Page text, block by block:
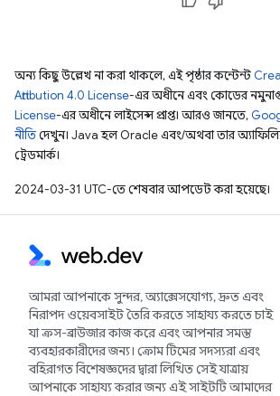
অন্য কিছু উল্লেখ না করা থাকলে, এই পৃষ্ঠার কন্টেন্ট
Attribution 4.0 License-এর অধীনে এবং কোডের
License-এর অধীনে লাইসেন্স প্রাপ্ত। আরও জানতে,
নীতিদেখুন। Java হল Oracle এবং/অথবা তার
ট্রেডমার্ক।
2024-03-31 UTC-তে শেষবার আপডেট করা হয়েছে।
আমরা আপনাকে সুন্দর, অ্যাক্সেসযোগ্য, দ্রুত এবং
নিরাপদ ওয়েবসাইট তৈরি করতে সাহায্য করতে চাই
যা ক্রস-ব্রাউজার কাজ করে এবং আপনার সমস্ত
ব্যবহারকারীদের জন্য। ক্রোম টিমের সদস্যরা এবং
বহিরাগত বিশেষজ্ঞদের দ্বারা লিখিত সেই যাত্রায়
আপনাকে সাহায্য করার জন্য এই সাইটটি আমাদের